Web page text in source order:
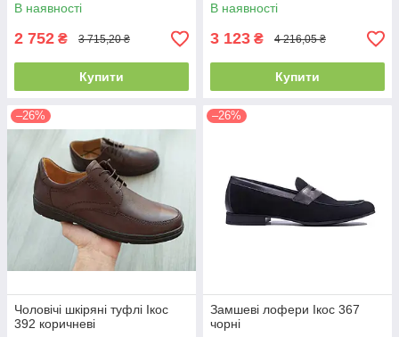
В наявності
2 752 ₴ 3 715,20 ₴
Купити
В наявності
3 123 ₴ 4 216,05 ₴
Купити
–26%
Чоловічі шкіряні туфлі Ікос
392 коричневі
–26%
Замшеві лофери Ікос 367
чорні